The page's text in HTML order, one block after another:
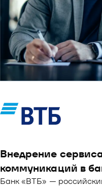
Внедрение
коммуникаций в
Банк «ВТБ» —